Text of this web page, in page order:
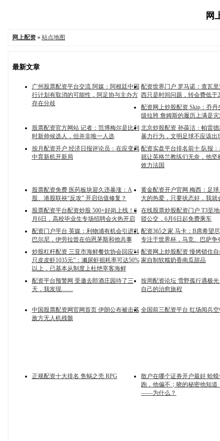
网
网上配资» 站点地图
最新文章
广州股票配资平台交流 阿媒：阿根廷中国
行计划有取消的可能性，阿足协与主办方
存在分歧
配资世界门户 罗马诺：查瓦
西只是时间问题，转会费低于
配资网上炒股配资 Skip：乔丹
级拉胯 詹姆斯的履历上满是
股票配资官方网站 记者：范博梅尔是比利
时新帅候选人，但并非唯一人选
北京炒股配资 孙葆洁：帕雷
暴力行为，文明足球不应该出
按月配资开户 经济日报评论员：在应变局
中育新机开新局
配资实盘平台排名前十 队报
就让英格兰教练们无奈，他坚
效力法国
股票配资免费 医药板块迎久违暴涨：A
股、港股联袂“反攻” 开启估值修复？
黄金配资开户官网 梅西：足
大的热爱，只要状态好，我就
股票配资平台配资炒股 500+好岗上线！6
月6日，高校毕业生专场招聘会火热开启
在线股票炒股配资门户 T3至
驳公交，6月6日起免费乘车
配资门户平台 英媒：利物浦有机会引进扎
巴尔尼，伊劳拉曾在伯恩茅斯和他共事
配资365之家 马卡：B席希望
专注于世界杯，马竞、巴萨争
炒股杠杆配资 三亚市海鲜餐饮协会回应“4
只皮皮虾1035元”：濑尿虾损耗率可达50%
以上，已基本从制度上杜绝宰客海鲜
配资网上炒股配资 慢烤锁住
家自制软糯奶香南瓜甜品
配资平台预警网 受邀去郎酒庄园待了三
天，我发现……
按周配资论坛 雪野孤行遇极
自己的治愈旅程
中国股票配资网官网首页 伊朗公布被击落
敌方无人机残骸
全国前三配资平台 红场阅兵
正规配资十大排名 售蜗之壳 RPG
散户在哪个证券开户最好 蛤
跑，他偏不；晓的秘密他知道
——为什么？